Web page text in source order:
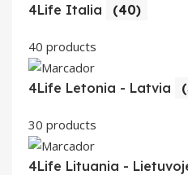
4Life Italia (40)
40 products
4Life Letonia - Latvia
30 products
4Life Lituania -